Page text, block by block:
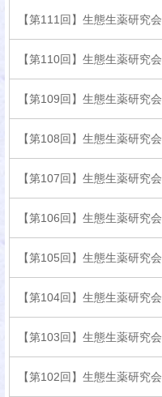
【第111回】生態生薬研究会
【第110回】生態生薬研究会
【第109回】生態生薬研究会
【第108回】生態生薬研究会
【第107回】生態生薬研究会
【第106回】生態生薬研究会
【第105回】生態生薬研究会
【第104回】生態生薬研究会
【第103回】生態生薬研究会
【第102回】生態生薬研究会